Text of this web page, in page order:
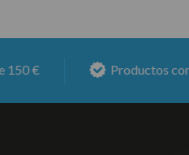
Productos con6